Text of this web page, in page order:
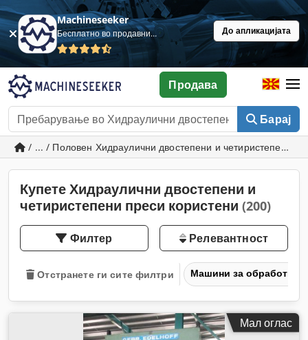
Machineseeker
Бесплатно во продавница До апликацијата
Барај
Продава
/ ... / Половен Хидраулични двостепени и четиристепени
Купете Хидраулични двостепени и
четиристепени преси користени (200)
Филтер Релевантност
Отстранете ги сите филтри Машини за обработка
Мал оглас